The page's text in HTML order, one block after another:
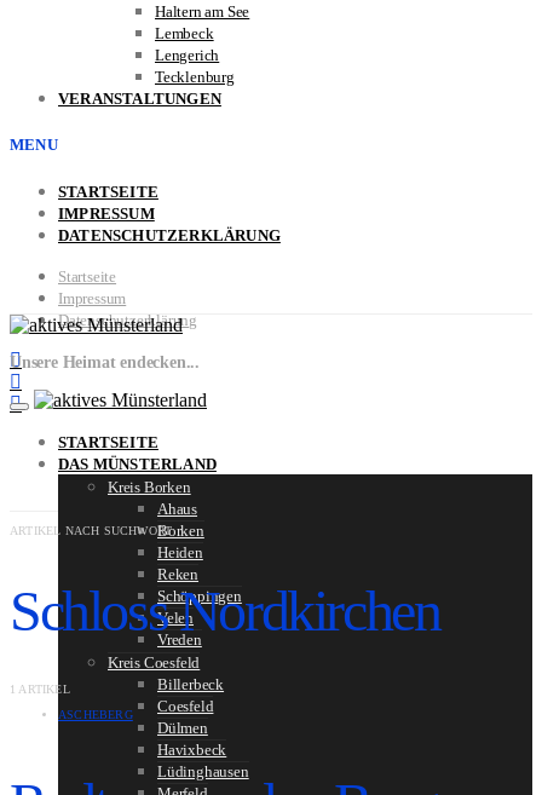
Haltern am See
Lembeck
Lengerich
Tecklenburg
VERANSTALTUNGEN
MENU
STARTSEITE
IMPRESSUM
DATENSCHUTZERKLÄRUNG
Startseite
Impressum
Datenschutzerklärung
Unsere Heimat endecken...
STARTSEITE
DAS MÜNSTERLAND
Kreis Borken
Ahaus
Borken
Heiden
Reken
Schöppingen
Velen
Vreden
Kreis Coesfeld
Billerbeck
Coesfeld
Dülmen
Havixbeck
Lüdinghausen
ARTIKEL NACH SUCHWORT
Schloss Nordkirchen
1 ARTIKEL
ASCHEBERG